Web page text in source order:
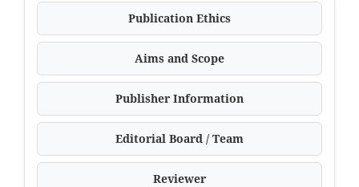
Publication Ethics
Aims and Scope
Publisher Information
Editorial Board / Team
Reviewer